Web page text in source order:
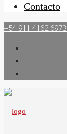
Contacto
+54 911 4162 6973